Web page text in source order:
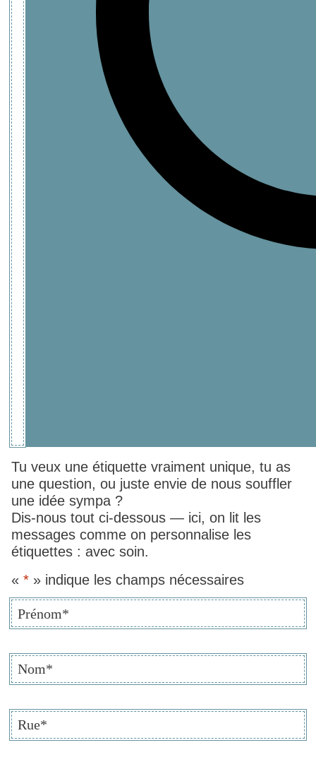
Tu veux une étiquette vraiment unique, tu as
une question, ou juste envie de nous souffler
une idée sympa ?
Dis-nous tout ci-dessous — ici, on lit les
messages comme on personnalise les
étiquettes : avec soin.
« * » indique les champs nécessaires
Prénom*
Nom*
Rue